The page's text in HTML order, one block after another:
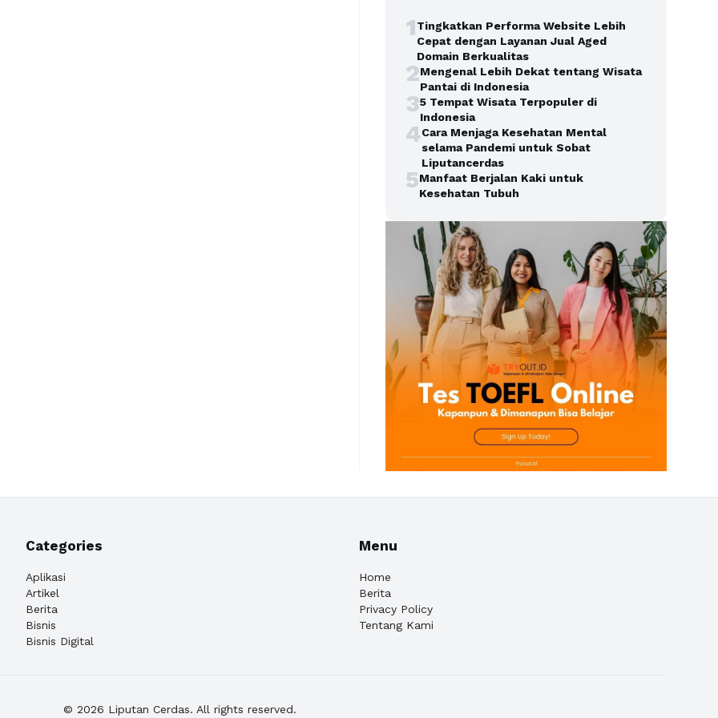
1Tingkatkan Performa Website Lebih
Cepat dengan Layanan Jual Aged
Domain Berkualitas
2Mengenal Lebih Dekat tentang Wisata
Pantai di Indonesia
35 Tempat Wisata Terpopuler di
Indonesia
4Cara Menjaga Kesehatan Mental
selama Pandemi untuk Sobat
Liputancerdas
5Manfaat Berjalan Kaki untuk
Kesehatan Tubuh
Categories
Aplikasi
Artikel
Berita
Bisnis
Bisnis Digital
Menu
Home
Berita
Privacy Policy
Tentang Kami
© 2026 Liputan Cerdas. All rights reserved.